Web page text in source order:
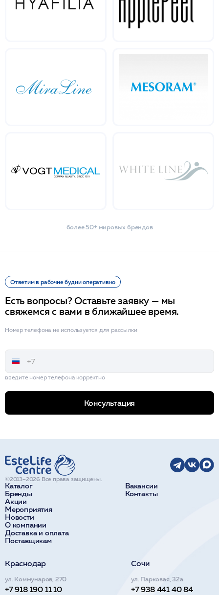
более 50+ мировых брендов
Ответим в рабочие будни оперативно
Есть вопросы? Оставьте заявку — мы
свяжемся с вами в ближайшее время.
Номер телефона не используется для рассылки
введите номер телефона корректно
Консультация
Каталог
Бренды
Акции
Мероприятия
Новости
О компании
Доставка и оплата
Поставщикам
Вакансии
Контакты
©2013–2026 Все права защищены.
Краснодар
ул. Коммунаров, 270
+7 918 190 11 10
Сочи
ул. Парковая, 32а
+7 938 441 40 84